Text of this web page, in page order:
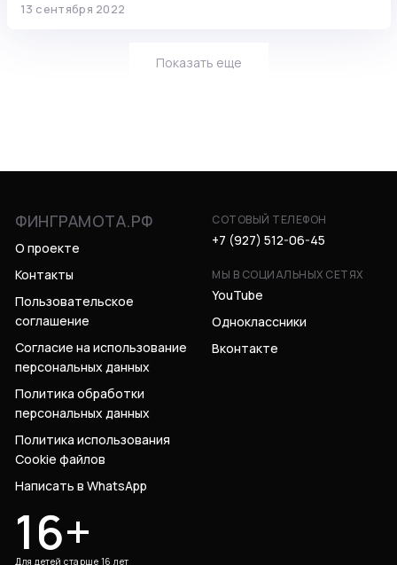
13 сентября 2022
Показать еще
ФИНГРАМОТА.РФ
О проекте
Контакты
Пользовательское
соглашение
Согласие на использование
персональных данных
Политика обработки
персональных данных
Политика использования
Cookie файлов
Написать в WhatsApp
16+
Для детей старше 16 лет
СОТОВЫЙ ТЕЛЕФОН
+7 (927) 512-06-45
МЫ В СОЦИАЛЬНЫХ СЕТЯХ
YouTube
Одноклассники
Вконтакте